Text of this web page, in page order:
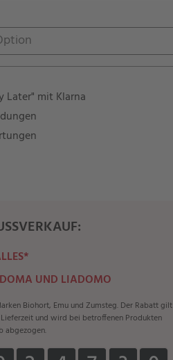
Later" mit Klarna
UND LIADOMO
Biohort, Emu und Zumsteg. Der Rabatt gilt
und wird bei betroffenen Produkten
abgezogen.